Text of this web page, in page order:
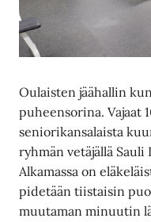
Oulaisten jäähallin
puheensorina. Vajaat
seniorikansalaista
ryhmän vetäjällä Sauli
Alkamassa on
pidetään tiistaisin
muutaman minuutin